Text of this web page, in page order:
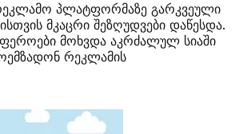
პლატფორმაზე გარკვეული
მკაცრი შეზღუდვები დაწესდა.
მოხვდა აკრძალულ სიაში
რეკლამის